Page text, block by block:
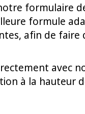
formulaire
formule
afin de
avec
à la hauteur